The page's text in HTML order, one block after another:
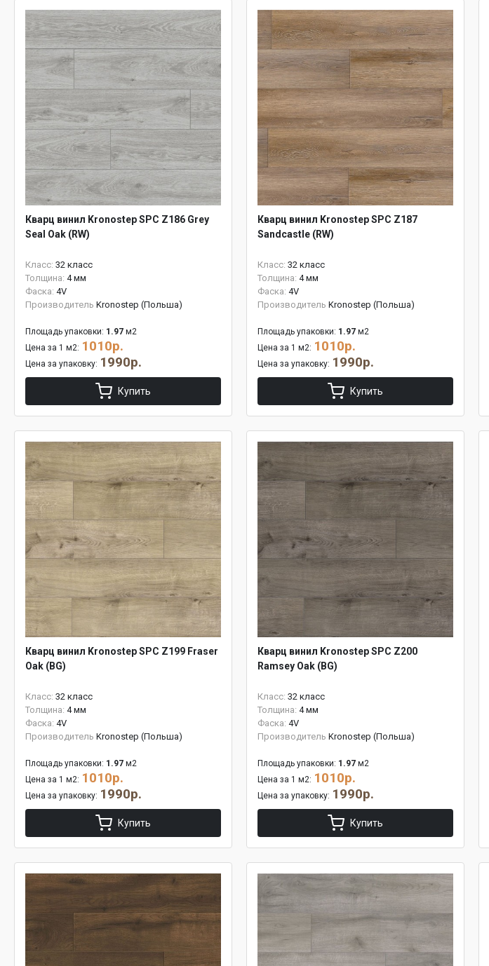
Кварц винил Kronostep SPC Z186 Grey
Seal Oak (RW)
Класс: 32 класс
Толщина: 4 мм
Фаска: 4V
Производитель Kronostep (Польша)
Площадь упаковки: 1.97 м2
Цена за 1 м2: 1010р.
Цена за упаковку: 1990р.
Купить
Кварц винил Kronostep SPC Z187
Sandcastle (RW)
Класс: 32 класс
Толщина: 4 мм
Фаска: 4V
Производитель Kronostep (Польша)
Площадь упаковки: 1.97 м2
Цена за 1 м2: 1010р.
Цена за упаковку: 1990р.
Купить
Кварц винил Kronostep SPC Z199 Fraser
Oak (BG)
Класс: 32 класс
Толщина: 4 мм
Фаска: 4V
Производитель Kronostep (Польша)
Площадь упаковки: 1.97 м2
Цена за 1 м2: 1010р.
Цена за упаковку: 1990р.
Купить
Кварц винил Kronostep SPC Z200
Ramsey Oak (BG)
Класс: 32 класс
Толщина: 4 мм
Фаска: 4V
Производитель Kronostep (Польша)
Площадь упаковки: 1.97 м2
Цена за 1 м2: 1010р.
Цена за упаковку: 1990р.
Купить